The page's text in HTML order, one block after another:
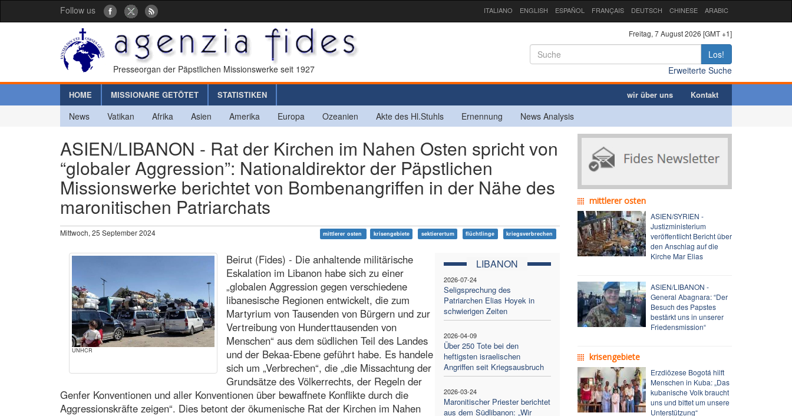
Follow us ITALIANO ENGLISH ESPAÑOL FRANÇAIS DEUTSCH CHINESE ARABIC
Presseorgan der Päpstlichen Missionswerke seit 1927
Freitag, 7 August 2026 [GMT +1]
Los!
Erweiterte Suche
HOME MISSIONARE GETÖTET STATISTIKEN wir über uns Kontakt
News Vatikan Afrika Asien Amerika Europa Ozeanien Akte des Hl.Stuhls Ernennung News Analysis
ASIEN/LIBANON - Rat der Kirchen im Nahen Osten spricht von
“globaler Aggression”: Nationaldirektor der Päpstlichen
Missionswerke berichtet von Bombenangriffen in der Nähe des
maronitischen Patriarchats
Mittwoch, 25 September 2024 mittlerer osten krisengebiete sektierertum flüchtlinge kriegsverbrechen
UNHCR
LIBANON
2026-07-24
Seligsprechung des
Patriarchen Elias Hoyek in
schwierigen Zeiten
2026-04-09
Über 250 Tote bei den
heftigsten israelischen
Angriffen seit Kriegsausbruch
2026-03-24
Maronitischer Priester berichtet
aus dem Südlibanon: „Wir
Beirut (Fides) - Die anhaltende militärische
Eskalation im Libanon habe sich zu einer
„globalen Aggression gegen verschiedene
libanesische Regionen entwickelt, die zum
Martyrium von Tausenden von Bürgern und zur
Vertreibung von Hunderttausenden von
Menschen“ aus dem südlichen Teil des Landes
und der Bekaa-Ebene geführt habe. Es handele
sich um „Verbrechen“, die „die Missachtung der
Grundsätze des Völkerrechts, der Regeln der
Genfer Konventionen und aller Konventionen über bewaffnete Konflikte durch die
Aggressionskräfte zeigen“. Dies betont der ökumenische Rat der Kirchen im Nahen
mittlerer osten
ASIEN/SYRIEN -
Justizministerium
veröffentlicht Bericht über
den Anschlag auf die
Kirche Mar Elias
ASIEN/LIBANON -
General Abagnara: “Der
Besuch des Papstes
bestärkt uns in unserer
Friedensmission“
krisengebiete
Erzdiözese Bogotá hilft
Menschen in Kuba: „Das
kubanische Volk braucht
uns und bittet um unsere
Unterstützung“